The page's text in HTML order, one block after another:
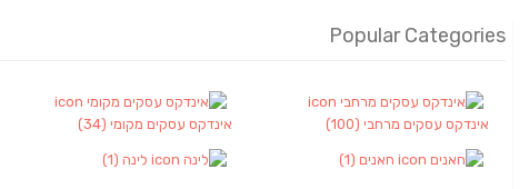
Popular Categories
אינדקס עסקים מרחבי (100) אינדקס עסקים מקומי (34)
חאנים (1) לינה (1)